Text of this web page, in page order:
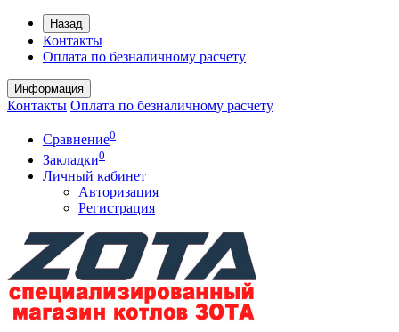
Назад
Контакты
Оплата по безналичному расчету
Информация
Контакты Оплата по безналичному расчету
Сравнение0
Закладки0
Личный кабинет
Авторизация
Регистрация